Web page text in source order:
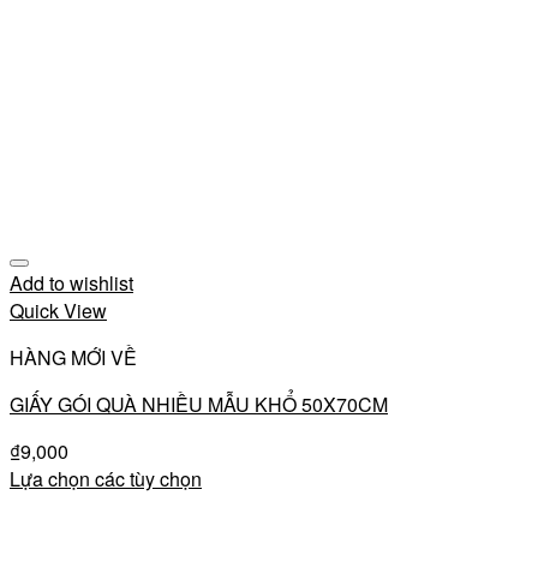
Add to wishlist
Quick View
HÀNG MỚI VỀ
GIẤY GÓI QUÀ NHIỀU MẪU KHỔ 50X70CM
₫9,000
Lựa chọn các tùy chọn